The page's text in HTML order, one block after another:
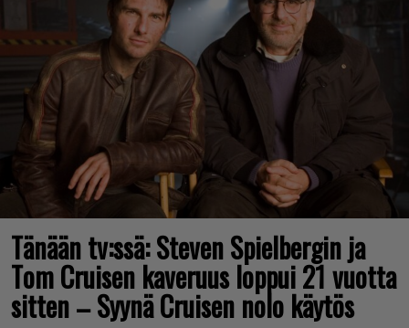
Tänään tv:ssä: Steven Spielbergin ja
Tom Cruisen kaveruus loppui 21 vuotta
sitten – Syynä Cruisen nolo käytös